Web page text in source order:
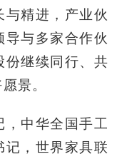
精进，产业伙
与多家合作伙
份继续同行、共
景。
中华全国手工
，世界家具联